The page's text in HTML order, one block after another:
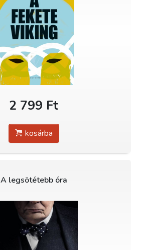
2 799 Ft
kosárba
A legsötétebb óra